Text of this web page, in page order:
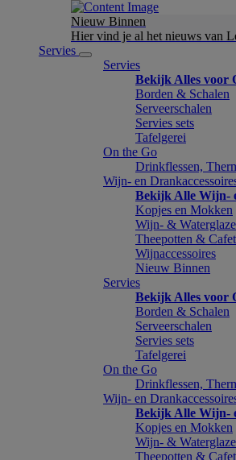
Nieuw Binnen
Hier vind je al het nieuws van
Servies
Servies
Bekijk Alles voor
Borden & Schalen
Serveerschalen
Servies sets
Tafelgerei
On the Go
Drinkflessen,
Wijn- en
Bekijk Alle Wijn-
Kopjes en Mokken
Wijn- &
Theepotten &
Wijnaccessoires
Nieuw Binnen
Servies
Bekijk Alles voor
Borden & Schalen
Serveerschalen
Servies sets
Tafelgerei
On the Go
Drinkflessen,
Wijn- en
Bekijk Alle Wijn-
Kopjes en Mokken
Wijn- &
Theepotten &